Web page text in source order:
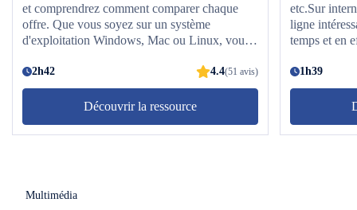
et comprendrez comment comparer chaque
offre. Que vous soyez sur un système
d'exploitation Windows, Mac ou Linux, vous
navigateur disponible sur le web tels que
Firefox, Internet Explorer ou encore Google
Chrome. Vous apprendrez également à
enregistrer des sites ou imprimer une page
internet ainsi qu'à changer la page d'accueil de
favoris et marque-pages ainsi que les zooms et
2h42 4.4(51 avis)
Découvrir la ressource
etc.Sur
ligne
temps et en
N'hésitez
pour ce qui
1h39
Multimédia